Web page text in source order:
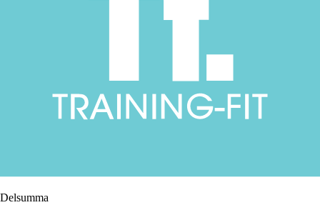
Delsumma